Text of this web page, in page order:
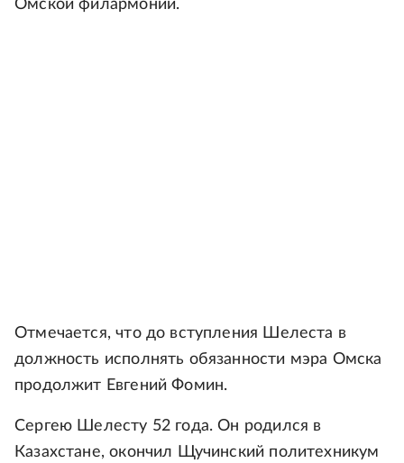
Омской филармонии.
Отмечается, что до вступления Шелеста в
должность исполнять обязанности мэра Омска
продолжит Евгений Фомин.
Сергею Шелесту 52 года. Он родился в
Казахстане, окончил Щучинский политехникум